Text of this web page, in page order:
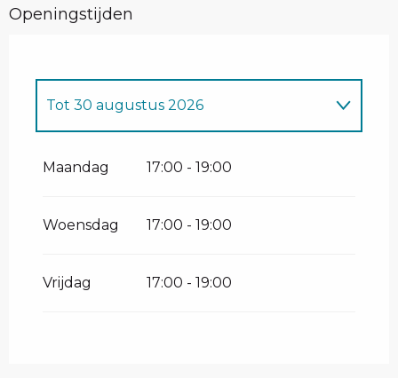
Openingstijden
Tot 30 augustus 2026
Maandag 17:00 - 19:00
Woensdag 17:00 - 19:00
Vrijdag 17:00 - 19:00